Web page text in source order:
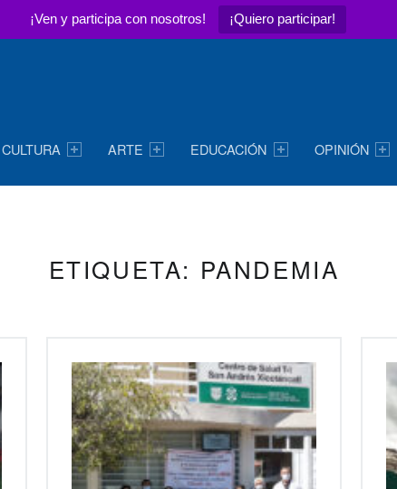
¡Ven y participa con nosotros! ¡Quiero participar!
CULTURA ARTE EDUCACIÓN OPINIÓN
ETIQUETA: PANDEMIA